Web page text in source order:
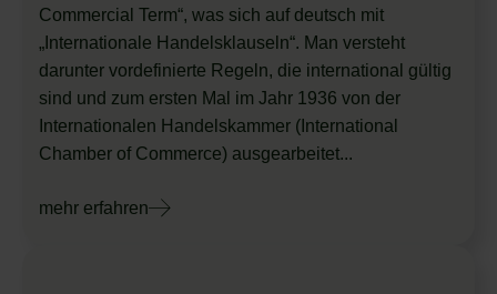
Commercial Term“, was sich auf deutsch mit
„Internationale Handelsklauseln“. Man versteht
darunter vordefinierte Regeln, die international gültig
sind und zum ersten Mal im Jahr 1936 von der
Internationalen Handelskammer (International
Chamber of Commerce) ausgearbeitet...
mehr erfahren